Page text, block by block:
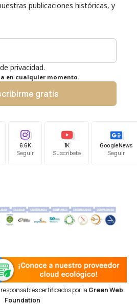
publicaciones históricas, y
privacidad.
en cualquier momento.
gratis
6.6K
Seguir
1K
Suscríbete
Google News
Seguir
certificados por la Green Web
Foundation